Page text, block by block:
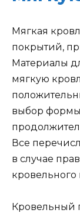
Мягкая
покрытий,
Материалы
мягкую
выбор формы,
Все
в случае
кровельного
Кровельный